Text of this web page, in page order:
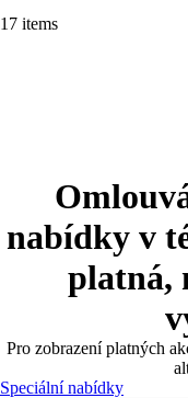
17 items
nabídky v
platná,
Pro zobrazení platných
Speciální nabídky